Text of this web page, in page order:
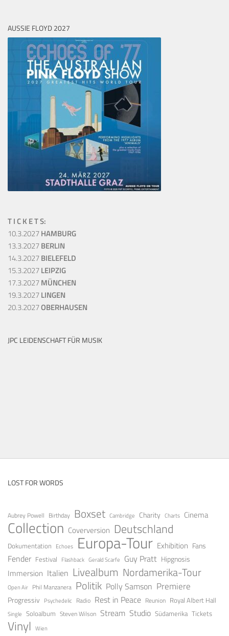
AUSSIE FLOYD 2027
T I C K E T S:
10.3.2027HAMBURG
13.3.2027BERLIN
14.3.2027BIELEFELD
15.3.2027LEIPZIG
17.3.2027MÜNCHEN
19.3.2027LINGEN
20.3.2027OBERHAUSEN
JPC LEIDENSCHAFT FÜR MUSIK
LOST FOR WORDS
Aubrey Powell Birthday Boxset Cambridge Charity Charts Cinema
Collection Coverversion Deutschland
Dokumentation Echoes Europa-Tour Exhibition Fans
Fender Festival Flashback Gerald Scarfe Guy Pratt Hipgnosis
Immersion Italien Livealbum Nordamerika-Tour
Open Air Phil Manzanera Politik Polly Samson Premiere
Progressiv Psychedelic Radio Rest in Peace Reunion Royal Albert Hall
Single Soloalbum Steven Wilson Stream Studio Südamerika Tickets
Vinyl Wien